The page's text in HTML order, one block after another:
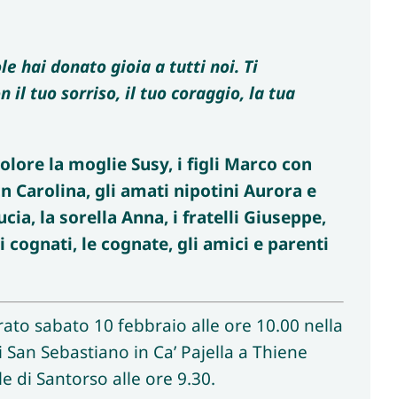
hai donato gioia a tutti noi. Ti
il tuo sorriso, il tuo coraggio, la tua
la moglie Susy, i figli Marco con
Carolina, gli amati nipotini Aurora e
la sorella Anna, i fratelli Giuseppe,
cognati, le cognate, gli amici e parenti
sabato 10 febbraio alle ore 10.00 nella
Sebastiano in Ca’ Pajella a Thiene
di Santorso alle ore 9.30.